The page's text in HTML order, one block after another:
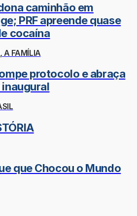
caminhão em
PRF apreende quase
cocaína
A FAMÍLIA
protocolo e abraça
que Chocou o Mundo